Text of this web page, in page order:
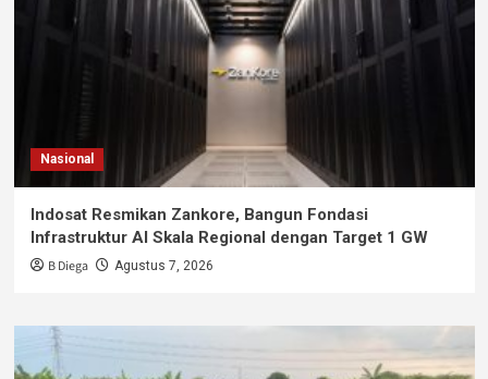
Nasional
Indosat Resmikan Zankore, Bangun Fondasi
Infrastruktur AI Skala Regional dengan Target 1 GW
B Diega Agustus 7, 2026